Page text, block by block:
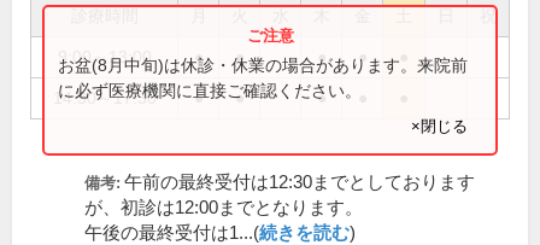
祝
9:00～13:00 ● ● ● ●
14:30～17:30 ● ● ●
お盆(8月中旬)は休診・休業の場合があります。来院前
に必ず医療機関に直接ご確認ください。
×閉じる
備考: 午前の最終受付は12:30までとしております
が、初診は12:00までとなります。
午後の最終受付は1...(続きを読む)